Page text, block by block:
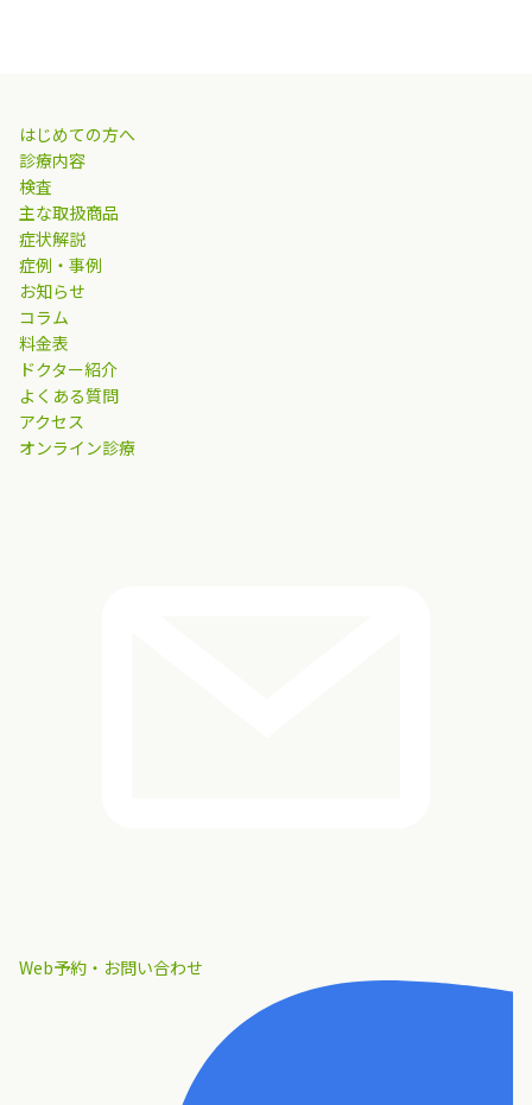
はじめての方へ
診療内容
検査
主な取扱商品
症状解説
症例・事例
お知らせ
コラム
料金表
ドクター紹介
よくある質問
アクセス
オンライン診療
Web予約・お問い合わせ